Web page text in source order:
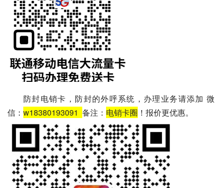
防封电销卡，防封的外呼系统，办理业务请添加 微
信： w18380193091 备注： 电销卡圈 ！报价更优惠。